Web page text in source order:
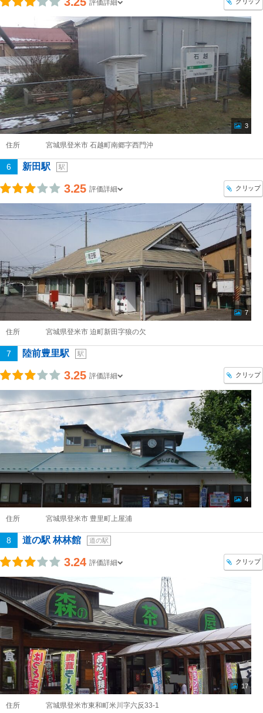
評価詳細 クリップ
3
住所 宮城県登米市 石越町南郷字西門沖
6 新田駅 駅
3.25 評価詳細 クリップ
7
住所 宮城県登米市 迫町新田字狼の欠
7 陸前豊里駅 駅
3.25 評価詳細 クリップ
4
住所 宮城県登米市 豊里町上屋浦
8 道の駅 林林館 道の駅
3.24 評価詳細 クリップ
17
住所 宮城県登米市東和町米川字六反33-1